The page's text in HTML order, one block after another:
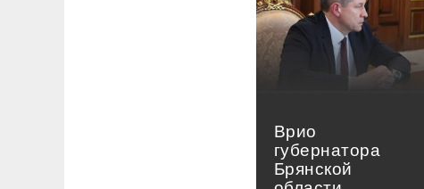
Врио
губернатора
Брянской